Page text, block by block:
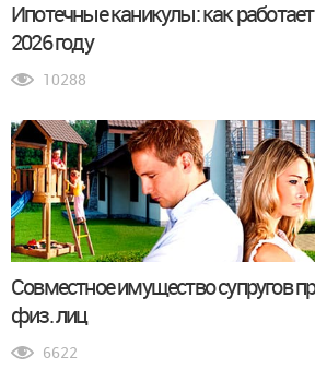
Ипотечные каникулы: как
2026 году
10288
Совместное имущество супругов
физ. лиц
6622